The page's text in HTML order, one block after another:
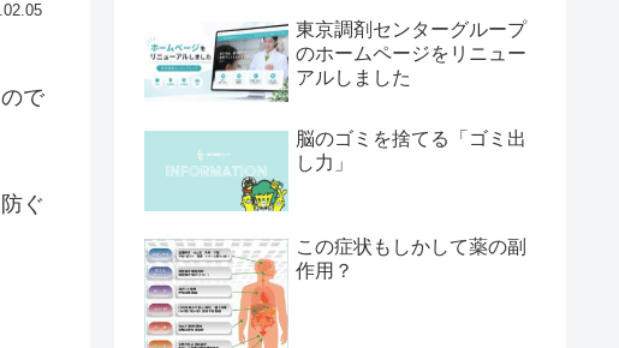
で
ぐ
東京調剤センターグループ
のホームページをリニュー
アルしました
脳のゴミを捨てる「ゴミ出
し力」
この症状もしかして薬の副
作用？